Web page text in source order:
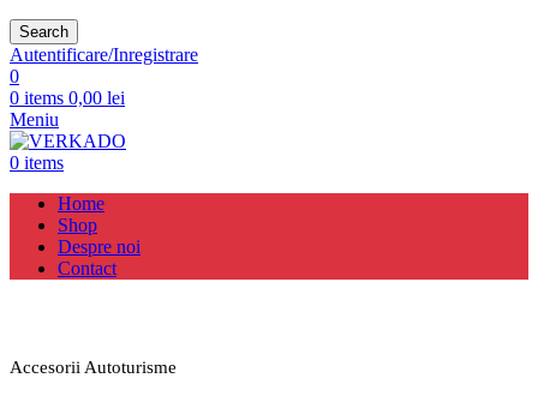
Search
Autentificare/Inregistrare
0
0 items 0,00 lei
Meniu
0 items
Home
Shop
Despre noi
Contact
Accesorii Autoturisme